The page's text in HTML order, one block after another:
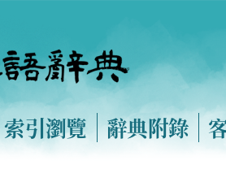
索引瀏覽 辭典附錄